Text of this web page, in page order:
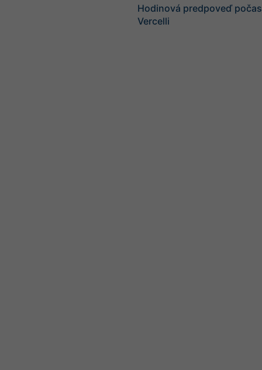
Hodinová predpoveď
Vercelli